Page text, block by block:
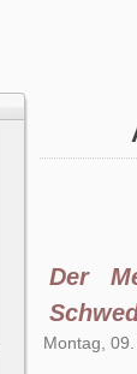
Der
Montag,